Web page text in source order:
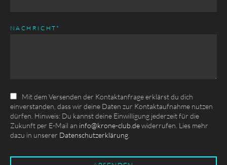
PFLICHTFELD
NACHRICHT *
Mit dem Versenden der Kontaktanfrage erklärst du dich
einverstanden, dass wir deine Daten zur Kontaktaufnahme nutzen
dürfen. Hinweis: Du kannst deine Einwilligung jederzeit für die
Zukunft per E-Mail an info@krone-club.dewiderrufen. Lies mehr
dazu in unserer Datenschutzerklärung